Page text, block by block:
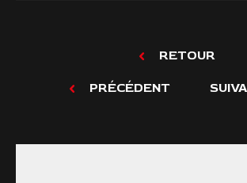
TROUVER VOS
RETOUR
PRÉCÉDENT